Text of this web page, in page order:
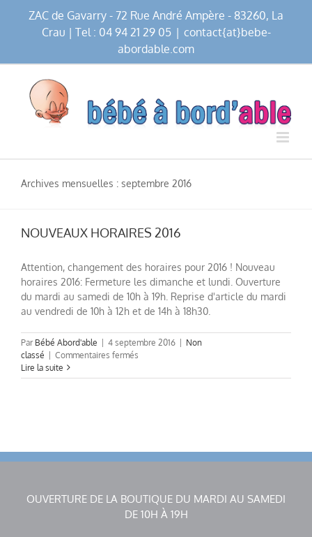
ZAC de Gavarry - 72 Rue André Ampère - 83260, La
Crau | Tel : 04 94 21 29 05 | contact{at}bebe-
abordable.com
Archives mensuelles : septembre 2016
NOUVEAUX HORAIRES 2016
Attention, changement des horaires pour 2016 ! Nouveau
horaires 2016: Fermeture les dimanche et lundi. Ouverture
du mardi au samedi de 10h à 19h. Reprise d'article du mardi
au vendredi de 10h à 12h et de 14h à 18h30.
Par Bébé Abord'able | 4 septembre 2016 | Non
classé | Commentaires fermés
HORAIRES
Lire la suite
OUVERTURE DE LA BOUTIQUE DU MARDI AU SAMEDI
DE 10H À 19H